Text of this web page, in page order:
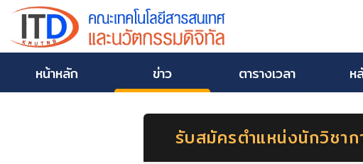
หน้าหลัก ข่าว ตารางเวลา ห
รับสมัครตำแหน่งนักวิชา